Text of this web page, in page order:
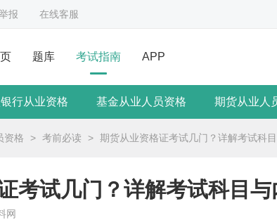
报 在线客服
题库 考试指南 APP
行从业资格 基金从业人员资格 期货从业人
资格 > 考前必读 > 期货从业资格证考试几门？详解考试科
考试几门？详解考试科目与
网